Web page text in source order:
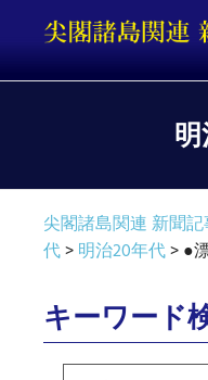
テ
明
尖閣諸島関連 新聞
代>明治20年代>●
キーワード